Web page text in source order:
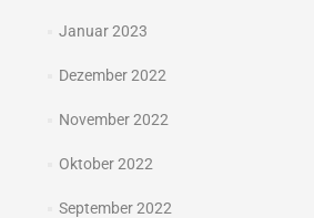
Januar 2023
Dezember 2022
November 2022
Oktober 2022
September 2022